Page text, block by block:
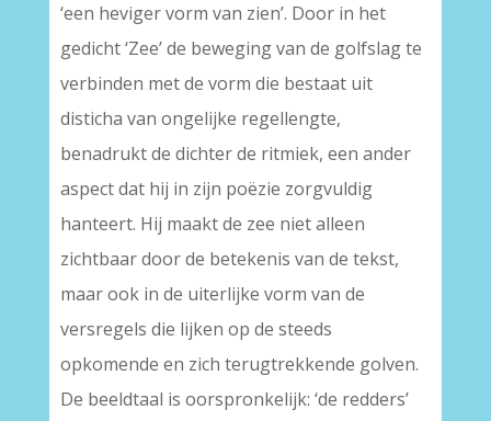
‘een heviger vorm van zien’. Door in het
gedicht ‘Zee’ de beweging van de golfslag te
verbinden met de vorm die bestaat uit
disticha van ongelijke regellengte,
benadrukt de dichter de ritmiek, een ander
aspect dat hij in zijn poëzie zorgvuldig
hanteert. Hij maakt de zee niet alleen
zichtbaar door de betekenis van de tekst,
maar ook in de uiterlijke vorm van de
versregels die lijken op de steeds
opkomende en zich terugtrekkende golven.
De beeldtaal is oorspronkelijk: ‘de redders’